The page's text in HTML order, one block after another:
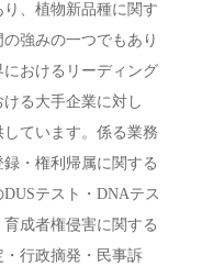
、植物新品種に関す
強みの一つでもあり
おけるリーディング
る大手企業に対し
ています。係る業務
・権利帰属に関する
テスト・DNAテス
成者権侵害に関する
行政摘発・民事訴